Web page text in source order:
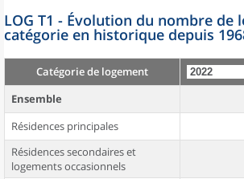
LOG T1 - Évolution du nombre de
catégorie en historique depuis
Catégorie de logement
Ensemble
Résidences principales
Résidences secondaires et
logements occasionnels